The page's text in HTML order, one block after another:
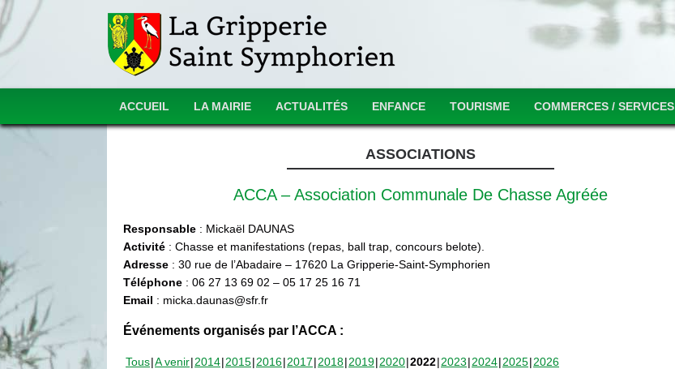
ACCUEIL LA MAIRIE ACTUALITÉS ENFANCE TOURISME COMMERCES / SERVICES
ASSOCIATIONS
ACCA – Association Communale De Chasse Agréée
Responsable : Mickaël DAUNAS
Activité : Chasse et manifestations (repas, ball trap, concours belote).
Adresse : 30 rue de l’Abadaire – 17620 La Gripperie-Saint-Symphorien
Téléphone : 06 27 13 69 02 – 05 17 25 16 71
Email : micka.daunas@sfr.fr
Événements organisés par l’ACCA :
Tous A venir 2014 2015 2016 2017 2018 2019 2020 2022 2023 2024 2025 2026